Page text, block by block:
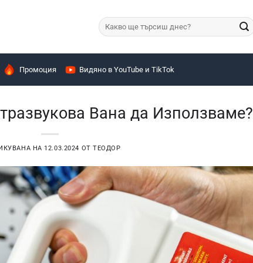
Търсене
за:
Промоция Видяно в YouTube и TikTok
Вана да Използваме?
НА 12.03.2024 ОТТЕОДОР